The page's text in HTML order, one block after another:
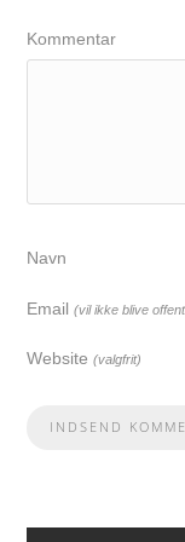
Kommentar
Navn
Email (vil ikke blive
Website (valgfrit)